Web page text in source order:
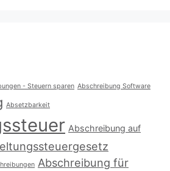
- Steuern sparen Abschreibung Software
Absetzbarkeit
Abschreibung auf
Abschreibung für